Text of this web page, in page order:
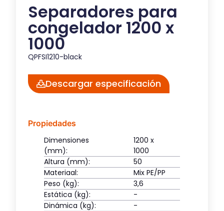
Separadores para
congelador 1200 x
1000
QPFSI1210-black
Descargar especificación
Propiedades
Dimensiones
(mm):
1200 x
1000
Altura (mm):
50
Materiaal:
Mix PE/PP
Peso (kg):
3,6
Estática (kg):
-
Dinámica (kg):
-